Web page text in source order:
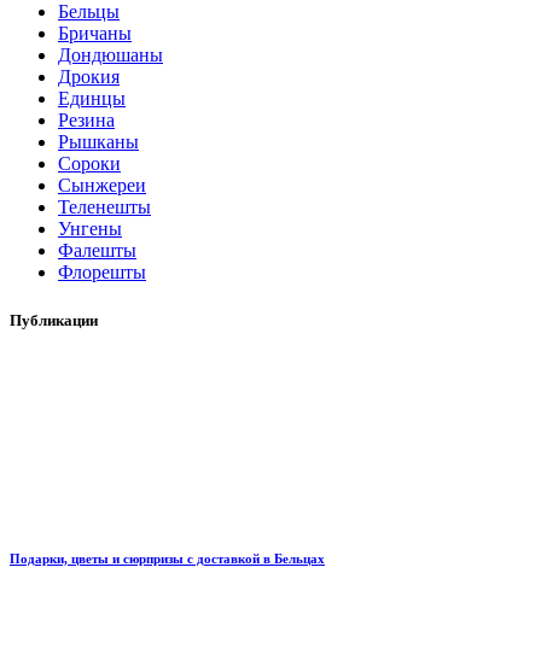
Бельцы
Бричаны
Дондюшаны
Дрокия
Единцы
Резина
Рышканы
Сороки
Сынжереи
Теленешты
Унгены
Фалешты
Флорешты
Публикации
Подарки, цветы и сюрпризы с доставкой в Бельцах